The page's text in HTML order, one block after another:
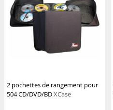
2 pochettes de rangement pour
504 CD/DVD/BDXCase